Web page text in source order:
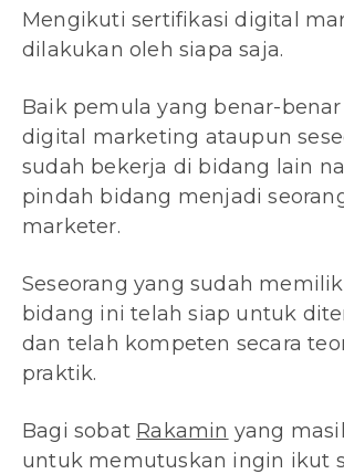
Mengikuti sertifikasi digital
dilakukan oleh siapa saja.
Baik pemula yang benar-benar
digital marketing ataupun
sudah bekerja di bidang lain
pindah bidang menjadi
marketer.
Seseorang yang sudah
bidang ini telah siap untuk
dan telah kompeten secara
praktik.
Bagi sobat Rakamin yang
untuk memutuskan ingin ikut